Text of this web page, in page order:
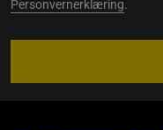
Personvernerklæring.